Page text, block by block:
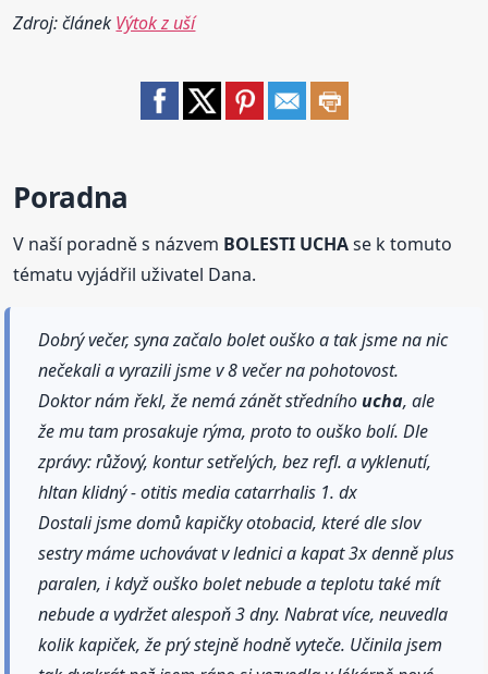
Zdroj: článek Výtok z uší
Poradna
V naší poradně s názvem BOLESTI UCHAse k tomuto
tématu vyjádřil uživatel Dana.
Dobrý večer, syna začalo bolet ouško a tak jsme na nic
nečekali a vyrazili jsme v 8 večer na pohotovost.
Doktor nám řekl, že nemá zánět středníhoucha, ale
že mu tam prosakuje rýma, proto to ouško bolí. Dle
zprávy: růžový, kontur setřelých, bez refl. a vyklenutí,
hltan klidný - otitis media catarrhalis 1. dx
Dostali jsme domů kapičky otobacid, které dle slov
sestry máme uchovávat v lednici a kapat 3x denně plus
paralen, i když ouško bolet nebude a teplotu také mít
nebude a vydržet alespoň 3 dny. Nabrat více, neuvedla
kolik kapiček, že prý stejně hodně vyteče. Učinila jsem